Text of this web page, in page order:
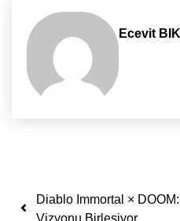
Ecevit
Yazı dolaşımı
Diablo Immortal ×
Vizyonu Birleşiyor